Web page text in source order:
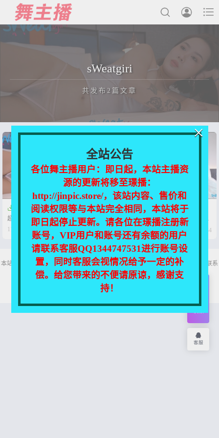



国内主播
主播合集
充值&解压说明
用户中心
sWeatgiri
共发布2篇文章
正在为您加载新内容

【韩国】sWeatgiri 吊钟少妇 小蜜
超清2K瑜伽私房私拍合集【25V-
9.3G】
11个月前  0  20
 【韩国】sWeatgiri高颜值八头身
模特 Rosettesony 超清4K瑜伽私拍
【3V-12.1G】
12个月前  34
本站所有资源均收集自互联网，仅供个人欣赏交流，如不慎侵犯了您的权益，请联系
我们，我们将尽快处理！
Copyright © 2026 舞主播
全站公告
各位舞主播用户：即日起，本站主播资
源的更新将移至璟播：
http://jinpic.store/，该站内容、售价和
阅读权限等与本站完全相同，本站将于
即日起停止更新。请各位在璟播注册新
账号，VIP用户和账号还有余额的用户
请联系客服QQ1344747531进行账号设
置，同时客服会视情况给予一定的补
偿。给您带来的不便请原谅，感谢支
持！
×
会员
客服